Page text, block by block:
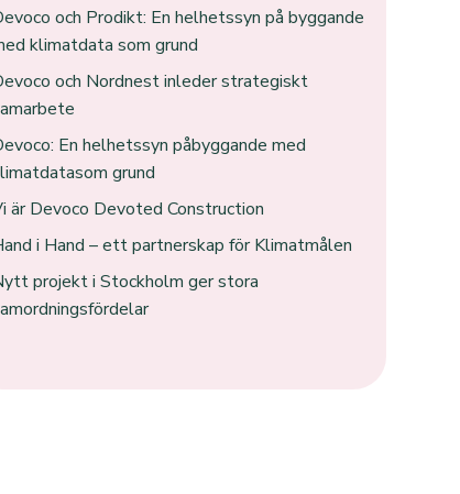
och Prodikt: En helhetssyn på byggande
klimatdata som grund
och Nordnest inleder strategiskt
En helhetssyn påbyggande med
grund
är Devoco Devoted Construction
i Hand – ett partnerskap för Klimatmålen
projekt i Stockholm ger stora